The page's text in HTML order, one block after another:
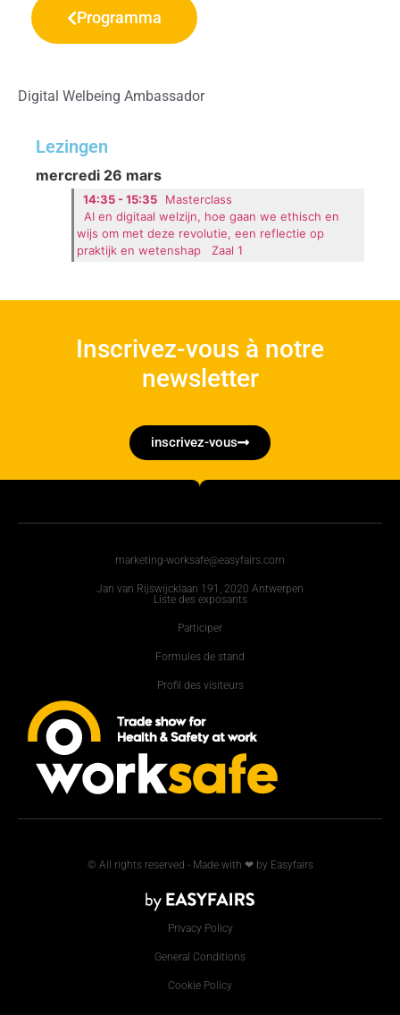
Programma
Digital Welbeing Ambassador
Lezingen
mercredi 26 mars
14:35 - 15:35
Masterclass
AI en digitaal welzijn, hoe gaan we ethisch en
wijs om met deze revolutie, een reflectie op
praktijk en wetenshap
Zaal 1
Inscrivez-vous à notre
newsletter
inscrivez-vous
marketing-worksafe@easyfairs.com
Jan van Rijswijcklaan 191, 2020 Antwerpen
Liste des exposants
Participer
Formules de stand
Profil des visiteurs
© All rights reserved - Made with ❤ by Easyfairs
Privacy Policy
General Conditions
Cookie Policy